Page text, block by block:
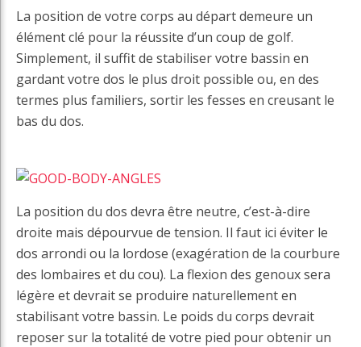
La position de votre corps au départ demeure un
élément clé pour la réussite d’un coup de golf.
Simplement, il suffit de stabiliser votre bassin en
gardant votre dos le plus droit possible ou, en des
termes plus familiers, sortir les fesses en creusant le
bas du dos.
La position du dos devra être neutre, c’est-à-dire
droite mais dépourvue de tension. Il faut ici éviter le
dos arrondi ou la lordose (exagération de la courbure
des lombaires et du cou). La flexion des genoux sera
légère et devrait se produire naturellement en
stabilisant votre bassin. Le poids du corps devrait
reposer sur la totalité de votre pied pour obtenir un